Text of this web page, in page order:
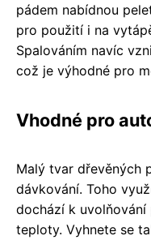
pádem nabídnou
pro použití i na
Spalováním navíc
což je výhodné pro
Vhodné pro
Malý tvar dřevěných
dávkování. Toho
dochází k uvolňování
teploty. Vyhnete se